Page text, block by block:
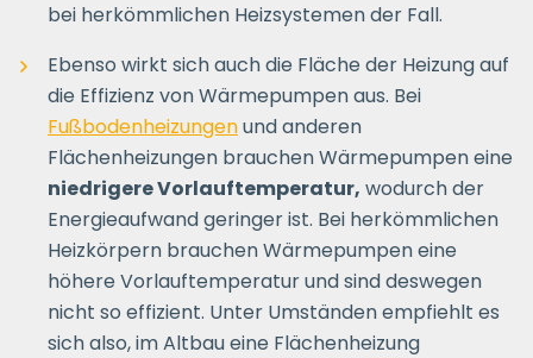
bei herkömmlichen Heizsystemen der Fall.
Ebenso wirkt sich auch die Fläche der Heizung auf
die Effizienz von Wärmepumpen aus. Bei
Fußbodenheizungenund anderen
Flächenheizungen brauchen Wärmepumpen eine
niedrigere Vorlauftemperatur, wodurch der
Energieaufwand geringer ist. Bei herkömmlichen
Heizkörpern brauchen Wärmepumpen eine
höhere Vorlauftemperatur und sind deswegen
nicht so effizient. Unter Umständen empfiehlt es
sich also, im Altbau eine Flächenheizung